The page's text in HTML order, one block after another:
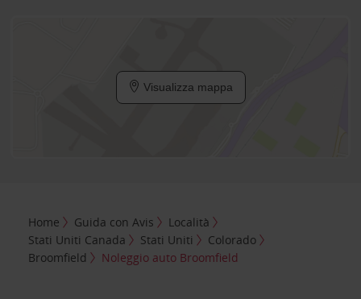
Visualizza mappa
Home Guida con Avis
Località
Stati Uniti Canada
Stati Uniti
Colorado
Broomfield
Noleggio auto Broomfield